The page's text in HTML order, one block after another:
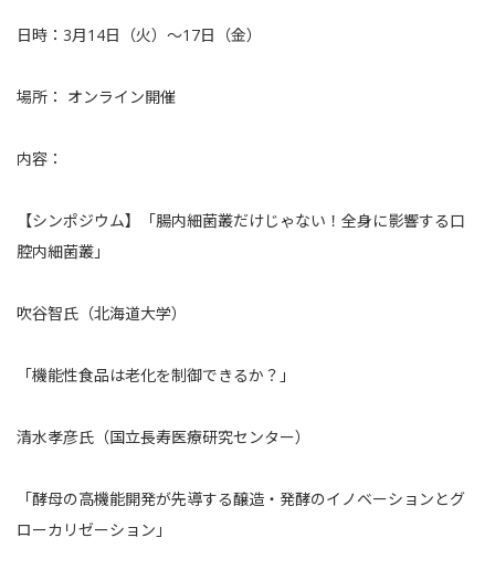
日時：3月14日（火）～17日（金）
場所： オンライン開催
内容：
【シンポジウム】「腸内細菌叢だけじゃない！全身に影響する口
腔内細菌叢」
吹谷智氏（北海道大学）
「機能性食品は老化を制御できるか？」
清水孝彦氏（国立長寿医療研究センター）
「酵母の高機能開発が先導する醸造・発酵のイノベーションとグ
ローカリゼーション」